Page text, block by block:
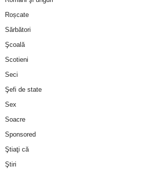
Roșcate
Sărbători
Şcoală
Scotieni
Seci
Şefi de state
Sex
Soacre
Sponsored
Ştiaţi că
Ştiri